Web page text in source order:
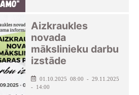
Aizkraukles
novada
mākslinieku darbu
izstāde
01.10.2025 08:00 - 29.11.2025
- 14:00